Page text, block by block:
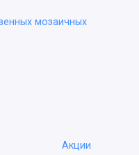
мозаичных
Акции